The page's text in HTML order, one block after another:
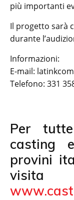
più importanti
Il progetto sarà
durante
Informazioni:
E-mail:
Telefono: 331
Per
casting
provini